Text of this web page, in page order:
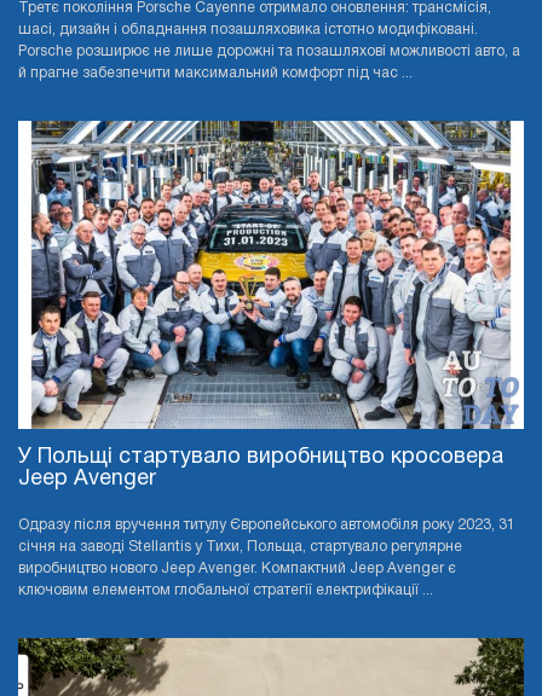
Третє покоління Porsche Cayenne отримало оновлення: трансмісія,
шасі, дизайн і обладнання позашляховика істотно модифіковані.
Porsche розширює не лише дорожні та позашляхові можливості авто, а
й прагне забезпечити максимальний комфорт під час ...
У Польщі стартувало виробництво кросовера
Jeep Avenger
Одразу після вручення титулу Європейського автомобіля року 2023, 31
січня на заводі Stellantis у Тихи, Польща, стартувало регулярне
виробництво нового Jeep Avenger. Компактний Jeep Avenger є
ключовим елементом глобальної стратегії електрифікації ...